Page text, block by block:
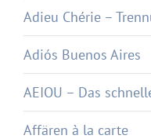
Adieu Chérie –
Adiós Buenos Aires
AEIOU – Das
Affären à la carte